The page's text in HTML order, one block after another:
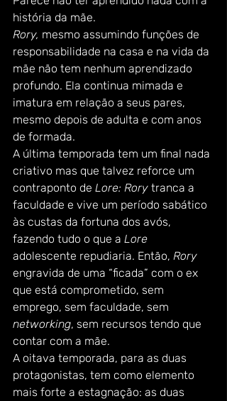
história da mãe.
Rory, mesmo assumindo funções de
responsabilidade na casa e na vida da
mãe não tem nenhum aprendizado
profundo. Ela continua mimada e
imatura em relação a seus pares,
mesmo depois de adulta e com anos
de formada.
A última temporada tem um final nada
criativo mas que talvez reforce um
contraponto de Lore: Rory tranca a
faculdade e vive um período sabático
às custas da fortuna dos avós,
fazendo tudo o que a Lore
adolescente repudiaria. Então, Rory
engravida de uma “ficada” com o ex
que está comprometido, sem
emprego, sem faculdade, sem
networking, sem recursos tendo que
contar com a mãe.
A oitava temporada, para as duas
protagonistas, tem como elemento
mais forte a estagnação: as duas